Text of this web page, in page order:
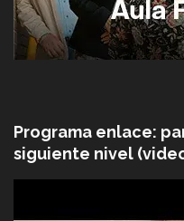
Programa enlace:
siguiente nivel